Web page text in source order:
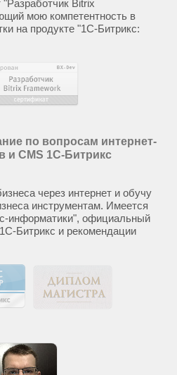
Bitrix
мою компетентность в
на продукте "1С-Битрикс:
по вопросам интернет-
и CMS 1С-Битрикс
через интернет и обучу
инструментам. Имеется
информатики", официальный
Битрикс и рекомендации